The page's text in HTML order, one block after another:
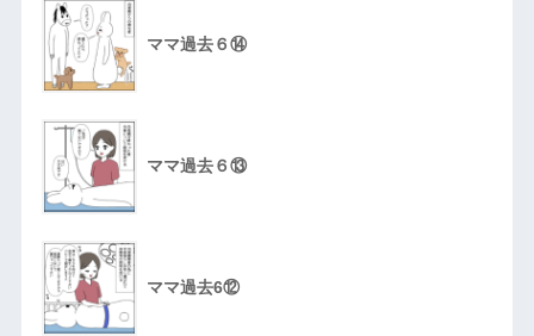
ママ過去６⑭
ママ過去６⑬
ママ過去6⑫